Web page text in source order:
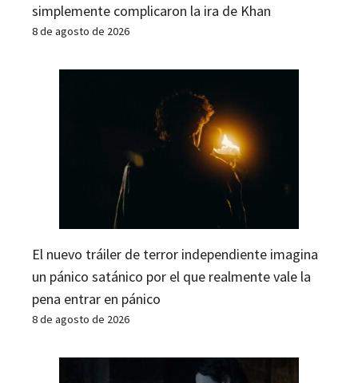
simplemente complicaron la ira de Khan
8 de agosto de 2026
El nuevo tráiler de terror independiente imagina
un pánico satánico por el que realmente vale la
pena entrar en pánico
8 de agosto de 2026